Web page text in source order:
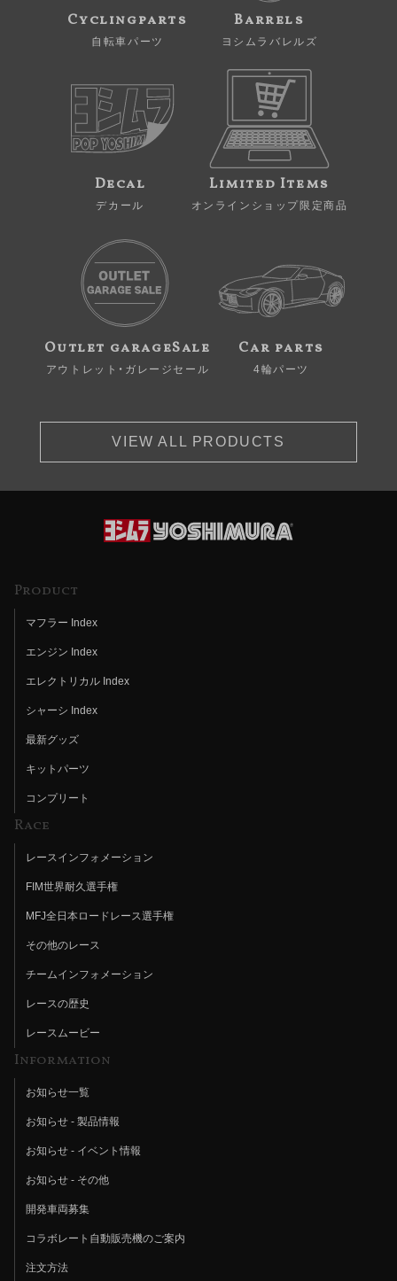
Cyclingparts
自転車パーツ
Barrels
ヨシムラバレルズ
Decal
デカール
Limited Items
オンラインショップ限定商品
Outlet garageSale
アウトレット・ガレージセール
Car parts
4輪パーツ
VIEW ALL PRODUCTS
Product
マフラー Index
エンジン Index
エレクトリカル Index
シャーシ Index
最新グッズ
キットパーツ
コンプリート
Race
レースインフォメーション
FIM世界耐久選手権
MFJ全日本ロードレース選手権
その他のレース
チームインフォメーション
レースの歴史
レースムービー
Information
お知らせ一覧
お知らせ - 製品情報
お知らせ - イベント情報
お知らせ - その他
開発車両募集
コラボレート自動販売機のご案内
注文方法